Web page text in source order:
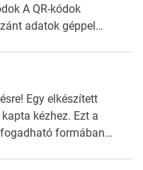
A QR-kódok
adatok géppel
leolvasó
képes az URL-
böngészőjét a cég
után a felhasználó
Egy elkészített
kézhez. Ezt a
formában